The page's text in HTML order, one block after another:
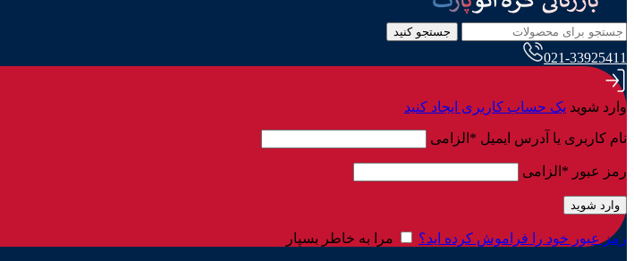
جستجو کنید
021-33925411
وارد شوید یک حساب کاربری ایجاد کنید
نام کاربری یا آدرس ایمیل * الزامی
رمز عبور * الزامی
وارد شوید
رمز عبور خود را فراموش کرده اید؟ مرا به خاطر بسپار